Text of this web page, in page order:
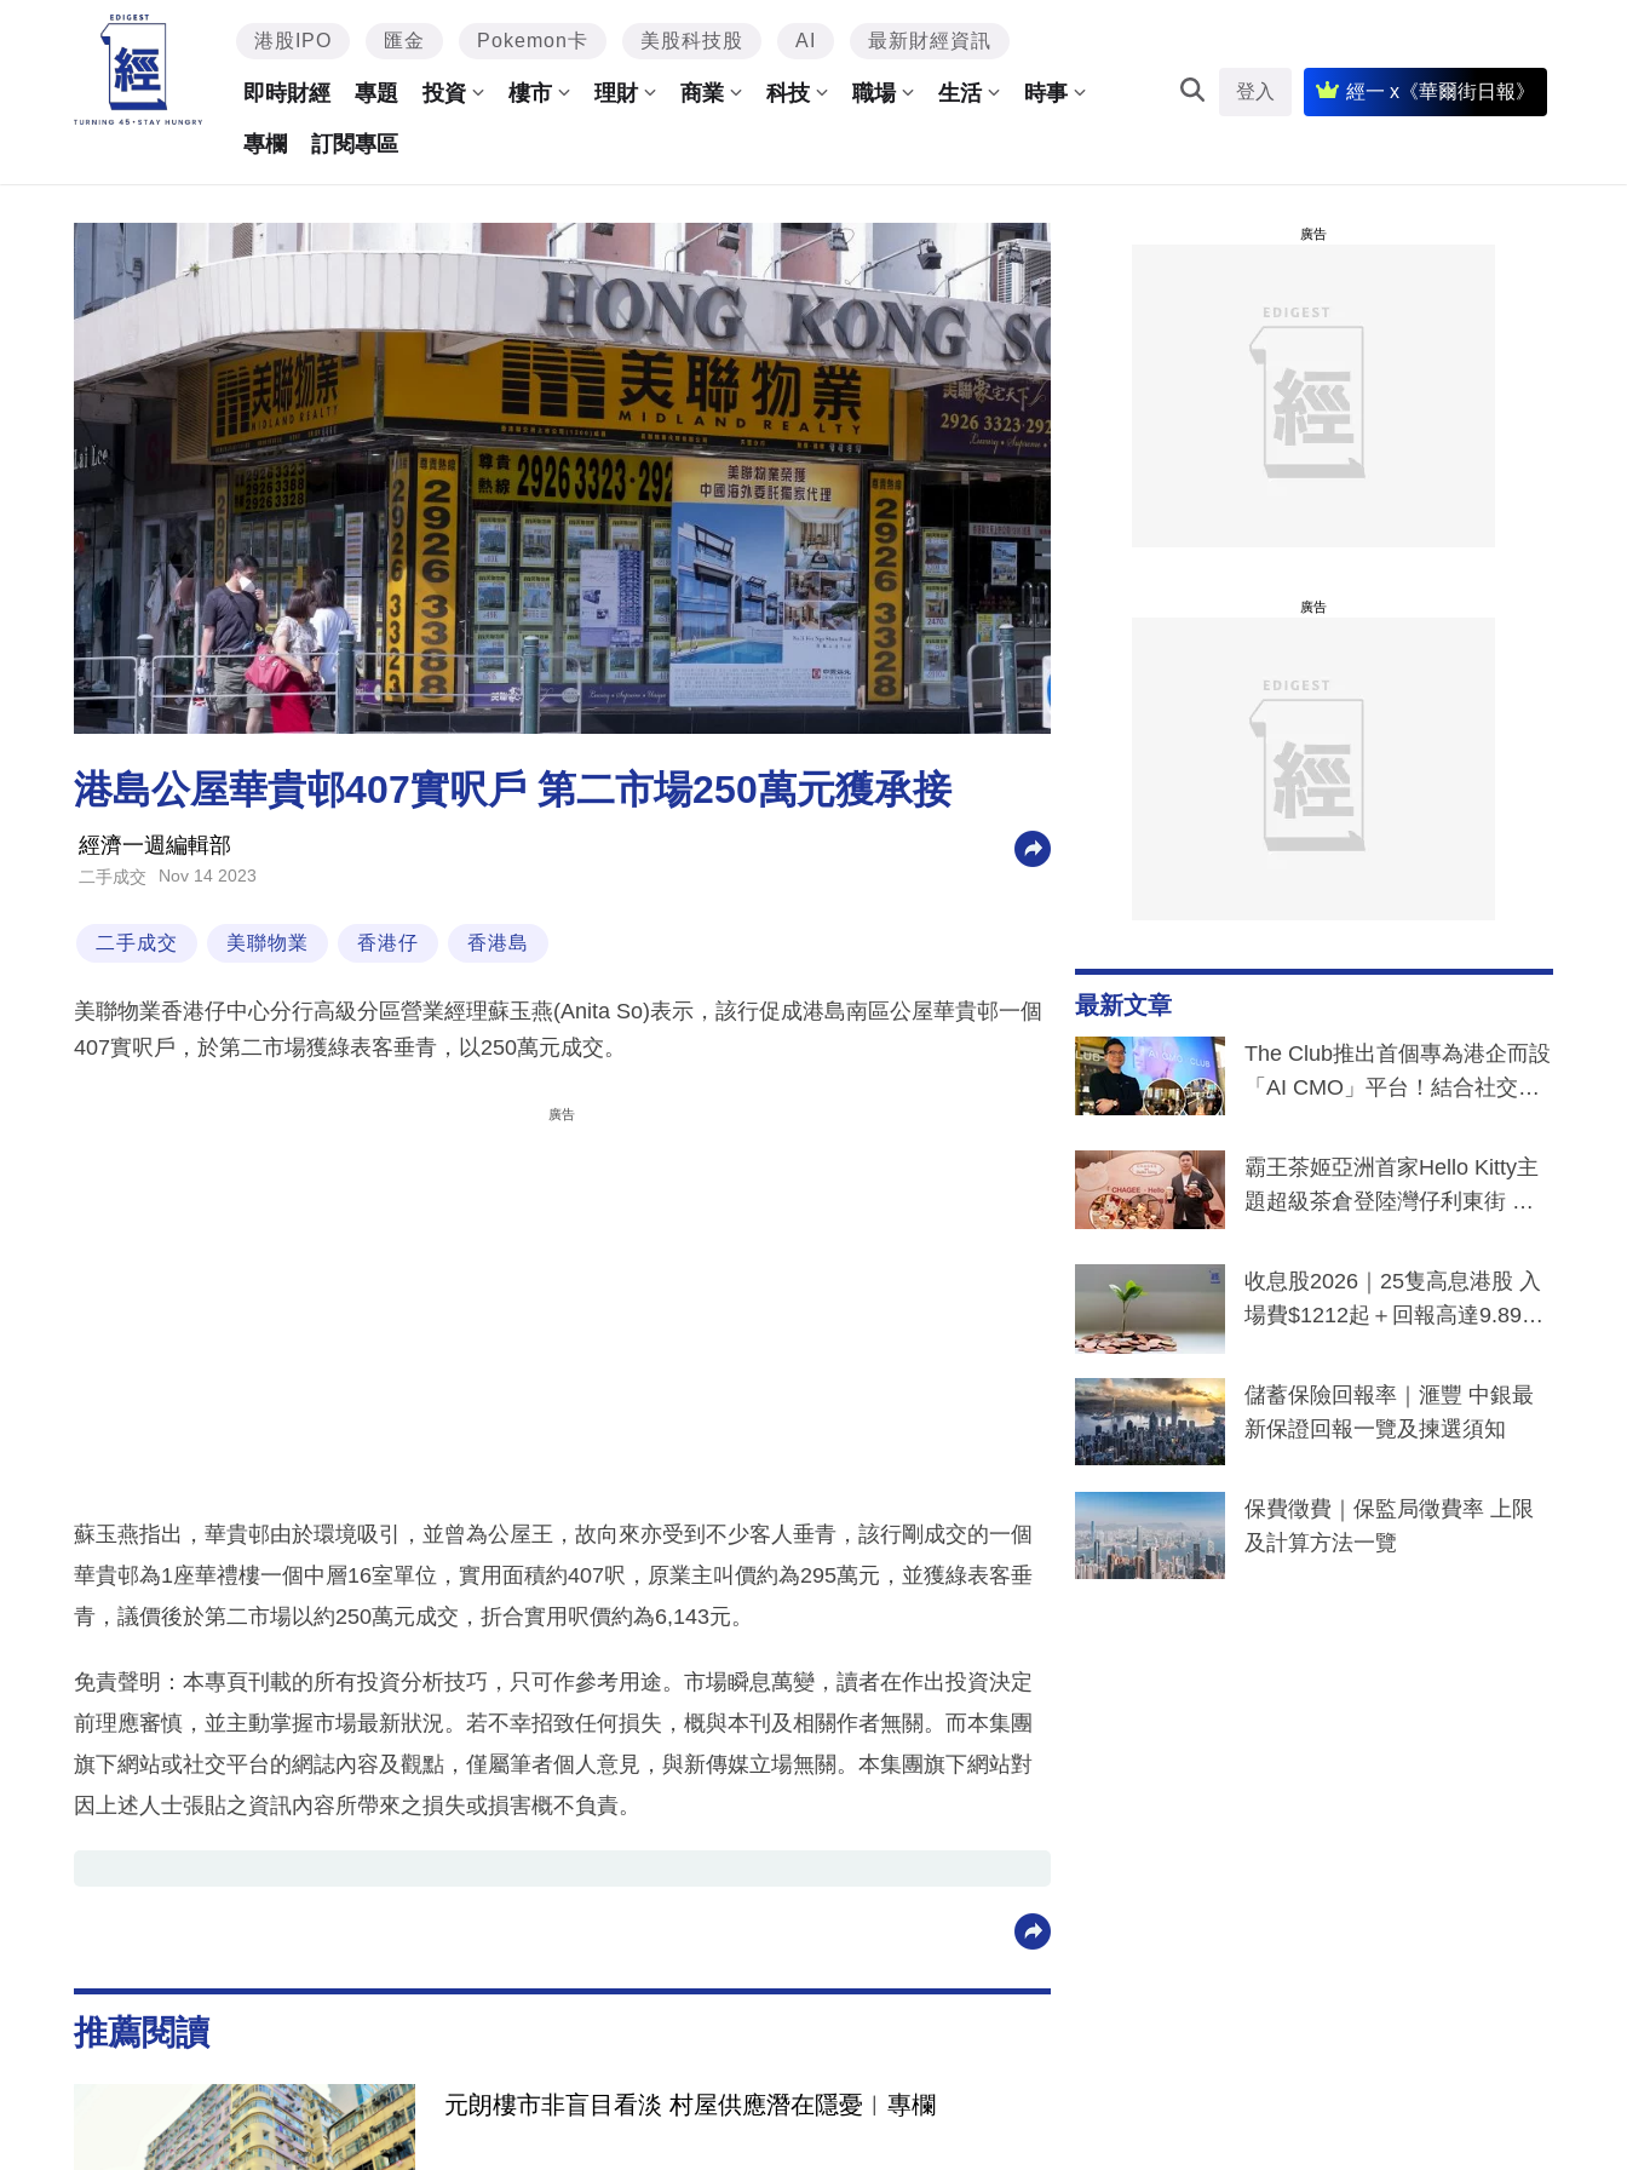
港股IPO 匯金 Pokemon卡 美股科技股 AI 最新財經資訊
即時財經 專題 投資 樓市 理財 商業 科技 職場 生活 時事
專欄 訂閱專區
登入 經一 x《華爾街日報》
港島公屋華貴邨407實呎戶 第二市場250萬元獲承接
經濟一週編輯部
二手成交 Nov 14 2023
二手成交 美聯物業 香港仔 香港島
美聯物業香港仔中心分行高級分區營業經理蘇玉燕(Anita So)表示，該行促成港島南區公屋華貴邨一個
407實呎戶，於第二市場獲綠表客垂青，以250萬元成交。
廣告
蘇玉燕指出，華貴邨由於環境吸引，並曾為公屋王，故向來亦受到不少客人垂青，該行剛成交的一個
華貴邨為1座華禮樓一個中層16室單位，實用面積約407呎，原業主叫價約為295萬元，並獲綠表客垂
青，議價後於第二市場以約250萬元成交，折合實用呎價約為6,143元。
免責聲明：本專頁刊載的所有投資分析技巧，只可作參考用途。市場瞬息萬變，讀者在作出投資決定
前理應審慎，並主動掌握市場最新狀況。若不幸招致任何損失，概與本刊及相關作者無關。而本集團
旗下網站或社交平台的網誌內容及觀點，僅屬筆者個人意見，與新傳媒立場無關。本集團旗下網站對
因上述人士張貼之資訊內容所帶來之損失或損害概不負責。
推薦閱讀
元朗樓市非盲目看淡 村屋供應潛在隱憂︳專欄
廣告
廣告
最新文章
The Club推出首個專為港企而設
「AI CMO」平台！結合社交聆
分鐘生成「貼地」宣傳短片
霸王茶姬亞洲首家Hello Kitty主
題超級茶倉登陸灣仔利東街 推
y及香港限定特調系列
收息股2026｜25隻高息港股 入
場費$1212起＋回報高達9.89
儲蓄保險回報率｜滙豐 中銀最
新保證回報一覽及揀選須知
保費徵費｜保監局徵費率 上限
及計算方法一覽